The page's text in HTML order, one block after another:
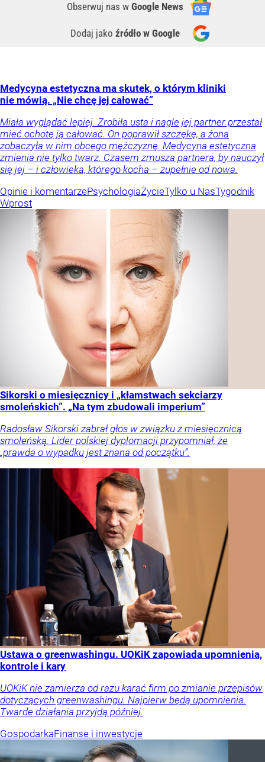
Obserwuj nas w Google News
Dodaj jako źródło w Google
Medycyna estetyczna ma skutek, o którym kliniki
nie mówią. „Nie chcę jej całować”
Miała wyglądać lepiej. Zrobiła usta i nagle jej partner przestał
mieć ochotę ją całować. On poprawił szczękę, a żona
zobaczyła w nim obcego mężczyznę. Medycyna estetyczna
zmienia nie tylko twarz. Czasem zmusza partnera, by nauczył
się jej – i człowieka, którego kocha – zupełnie od nowa.
Opinie i komentarzePsychologiaŻycieTylko u NasTygodnik
Wprost
Sikorski o miesięcznicy i „kłamstwach sekciarzy
smoleńskich”. „Na tym zbudowali imperium”
Radosław Sikorski zabrał głos w związku z miesięcznicą
smoleńską. Lider polskiej dyplomacji przypomniał, że
„prawda o wypadku jest znana od początku”.
Ustawa o greenwashingu. UOKiK zapowiada upomnienia,
kontrole i kary
UOKiK nie zamierza od razu karać firm po zmianie przepisów
dotyczących greenwashingu. Najpierw będą upomnienia.
Twarde działania przyjdą później.
GospodarkaFinanse i inwestycje